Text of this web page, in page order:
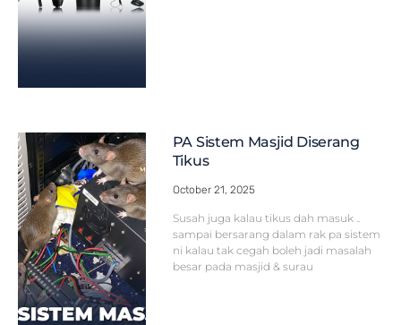
PA Sistem Masjid Diserang
Tikus
October 21, 2025
Susah juga kalau tikus dah masuk ..
sampai bersarang dalam rak pa sistem
ni kalau tak cegah boleh jadi masalah
besar pada masjid & surau